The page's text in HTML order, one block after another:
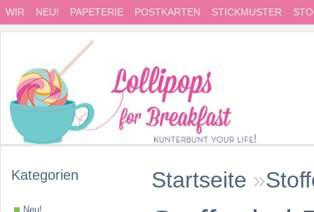
WIR NEU! PAPETERIE POSTKARTEN STICKMUSTER
Kategorien
Neu!
Startseite »